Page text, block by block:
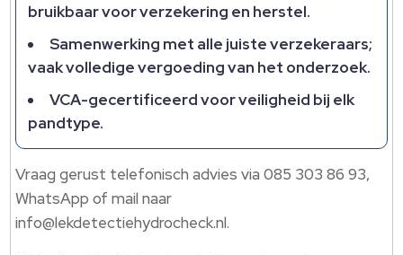
bruikbaar voor verzekering en herstel.
Samenwerking met alle juiste verzekeraars;
vaak volledige vergoeding van het onderzoek.
VCA-gecertificeerd voor veiligheid bij elk
pandtype.
Vraag gerust telefonisch advies via 085 303 86 93,
WhatsApp of mail naar
info@lekdetectiehydrocheck.nl.